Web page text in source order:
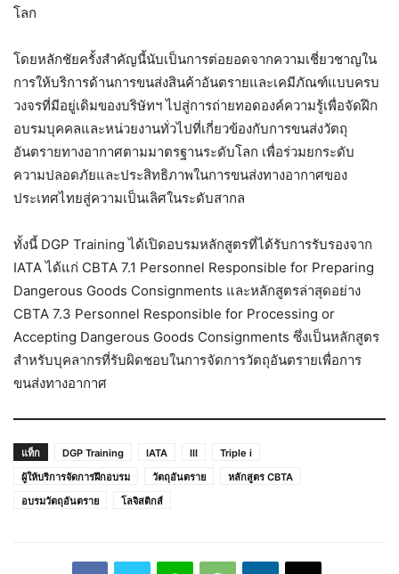
โลก
โดยหลักชัยครั้งสำคัญนี้นับเป็นการต่อยอดจากความเชี่ยวชาญใน
การให้บริการด้านการขนส่งสินค้าอันตรายและเคมีภัณฑ์แบบครบ
วงจรที่มีอยู่เดิมของบริษัทฯ ไปสู่การถ่ายทอดองค์ความรู้เพื่อจัดฝึก
อบรมบุคคลและหน่วยงานทั่วไปที่เกี่ยวข้องกับการขนส่งวัตถุ
อันตรายทางอากาศตามมาตรฐานระดับโลก เพื่อร่วมยกระดับ
ความปลอดภัยและประสิทธิภาพในการขนส่งทางอากาศของ
ประเทศไทยสู่ความเป็นเลิศในระดับสากล
ทั้งนี้ DGP Training ได้เปิดอบรมหลักสูตรที่ได้รับการรับรองจาก
IATA ได้แก่ CBTA 7.1 Personnel Responsible for Preparing
Dangerous Goods Consignments และหลักสูตรล่าสุดอย่าง
CBTA 7.3 Personnel Responsible for Processing or
Accepting Dangerous Goods Consignments ซึ่งเป็นหลักสูตร
สำหรับบุคลากรที่รับผิดชอบในการจัดการวัตถุอันตรายเพื่อการ
ขนส่งทางอากาศ
แท็ก DGP Training IATA III
Triple i
ผู้ให้บริการจัดการฝึกอบรม
วัตถุอันตราย
หลักสูตร CBTA
อบรมวัตถุอันตราย
โลจิสติกส์